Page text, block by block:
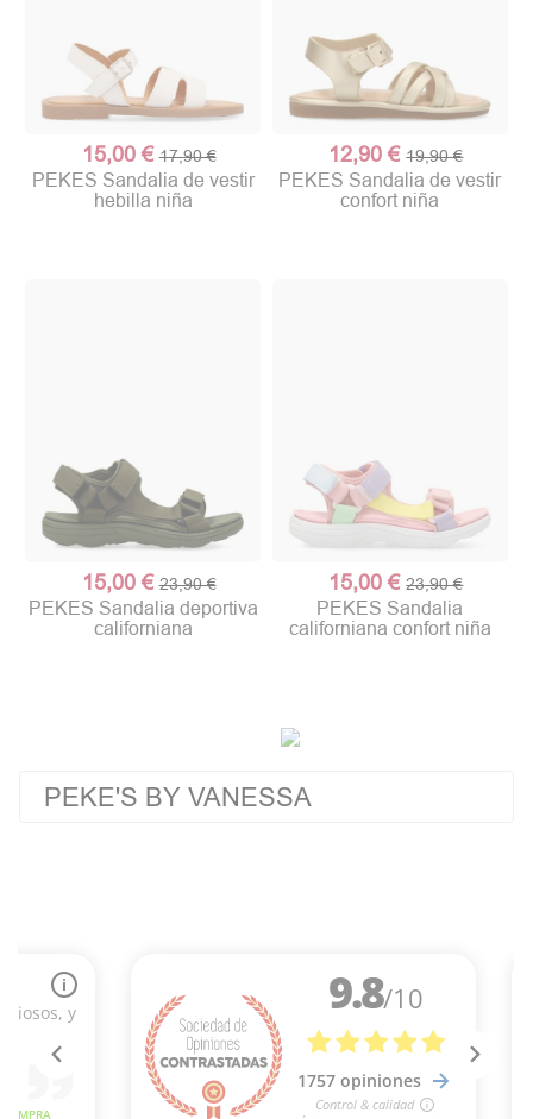
15,00 € 17,90 €
PEKES Sandalia de vestir
hebilla niña
12,90 € 19,90 €
PEKES Sandalia de vestir
confort niña
15,00 € 23,90 €
PEKES Sandalia deportiva
californiana
15,00 € 23,90 €
PEKES Sandalia
californiana confort niña
PEKE'S BY VANESSA